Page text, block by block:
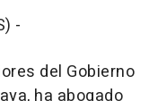
-
del Gobierno
ha abogado